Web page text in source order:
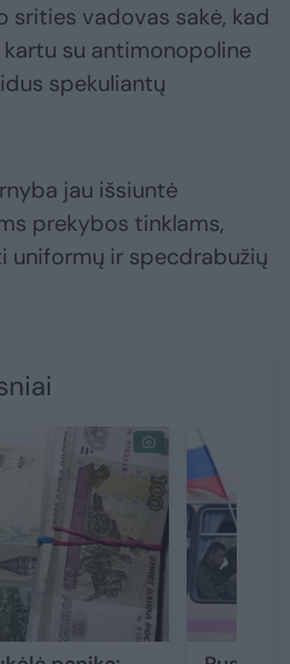
srities vadovas sakė, kad
su antimonopoline
spekuliantų
jau išsiuntė
prekybos tinklams,
uniformų ir specdrabužių